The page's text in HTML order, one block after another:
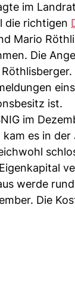
im
die richtigen
Mario
Die
ist.
im
es in
werde
Die